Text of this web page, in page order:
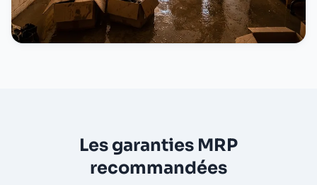
Les garanties MRP
recommandées